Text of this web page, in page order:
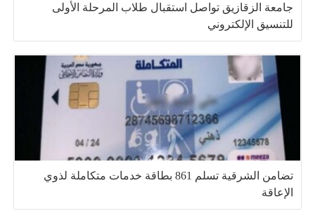
جامعة الزقازيق تواصل استقبال طلاب المرحلة الأولى
للتنسيق الإلكتروني
تضامن الشرقية تسلم 861 بطاقة خدمات متكاملة لذوي
الإعاقة